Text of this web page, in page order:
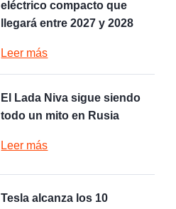
eléctrico compacto que
llegará entre 2027 y 2028
Leer más
El Lada Niva sigue siendo
todo un mito en Rusia
Leer más
Tesla alcanza los 10